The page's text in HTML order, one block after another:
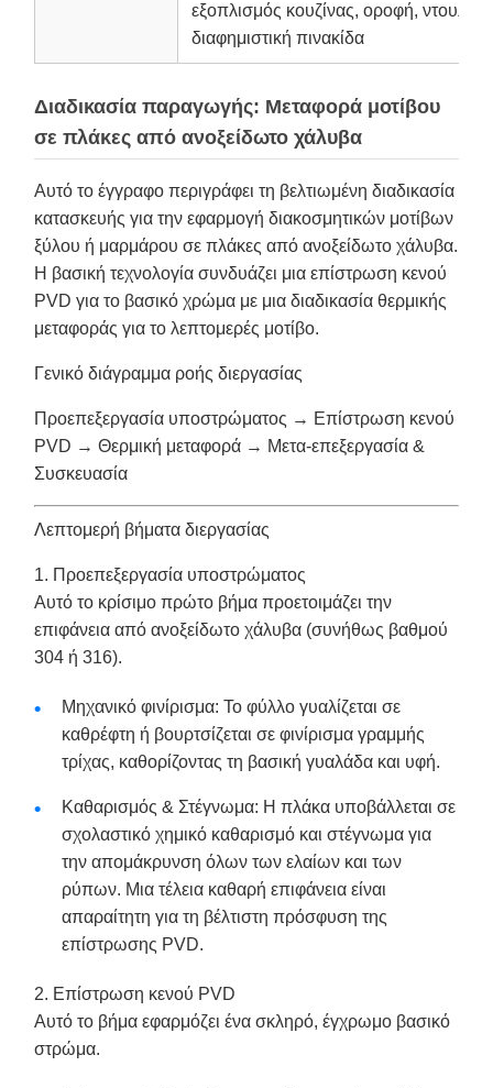
εξοπλισμός κουζίνας, οροφή,
διαφημιστική πινακίδα
Διαδικασία παραγωγής: Μεταφορά μοτίβου
σε πλάκες από ανοξείδωτο χάλυβα
Αυτό το έγγραφο περιγράφει τη βελτιωμένη διαδικασία
κατασκευής για την εφαρμογή διακοσμητικών μοτίβων
ξύλου ή μαρμάρου σε πλάκες από ανοξείδωτο χάλυβα.
Η βασική τεχνολογία συνδυάζει μια επίστρωση κενού
PVD για το βασικό χρώμα με μια διαδικασία θερμικής
μεταφοράς για το λεπτομερές μοτίβο.
Γενικό διάγραμμα ροής διεργασίας
Προεπεξεργασία υποστρώματος → Επίστρωση κενού
PVD → Θερμική μεταφορά → Μετα-επεξεργασία &
Συσκευασία
Λεπτομερή βήματα διεργασίας
1. Προεπεξεργασία υποστρώματος
Αυτό το κρίσιμο πρώτο βήμα προετοιμάζει την
επιφάνεια από ανοξείδωτο χάλυβα (συνήθως βαθμού
304 ή 316).
Μηχανικό φινίρισμα: Το φύλλο γυαλίζεται σε
καθρέφτη ή βουρτσίζεται σε φινίρισμα γραμμής
τρίχας, καθορίζοντας τη βασική γυαλάδα και υφή.
Καθαρισμός & Στέγνωμα: Η πλάκα υποβάλλεται σε
σχολαστικό χημικό καθαρισμό και στέγνωμα για
την απομάκρυνση όλων των ελαίων και των
ρύπων. Μια τέλεια καθαρή επιφάνεια είναι
απαραίτητη για τη βέλτιστη πρόσφυση της
επίστρωσης PVD.
2. Επίστρωση κενού PVD
Αυτό το βήμα εφαρμόζει ένα σκληρό, έγχρωμο βασικό
στρώμα.